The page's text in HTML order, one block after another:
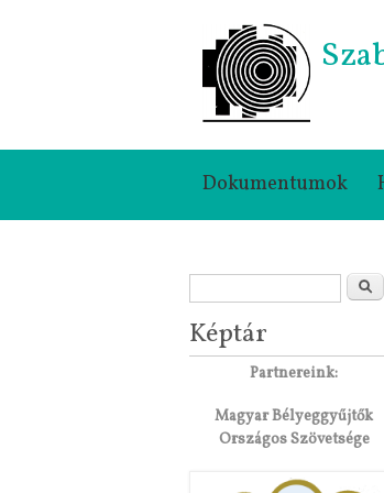
Dokumentumok
Képtár
Partnereink:
Magyar Bélyeggyűjtők
Országos Szövetsége